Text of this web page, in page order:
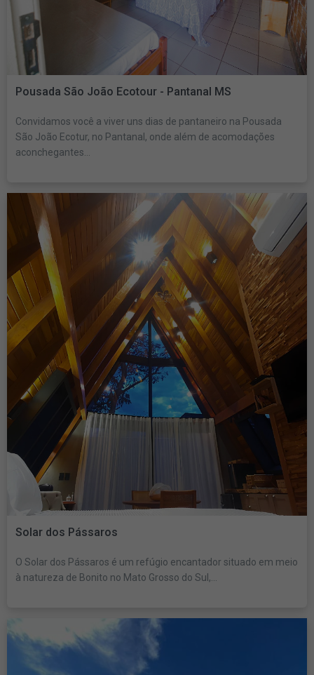
Pousada São João Ecotour - Pantanal MS
Convidamos você a viver uns dias de pantaneiro na Pousada
São João Ecotur, no Pantanal, onde além de acomodações
aconchegantes...
Solar dos Pássaros
O Solar dos Pássaros é um refúgio encantador situado em meio
à natureza de Bonito no Mato Grosso do Sul,...